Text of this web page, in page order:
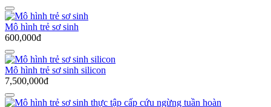
Mô hình trẻ sơ sinh
600,000đ
Mô hình trẻ sơ sinh silicon
7,500,000đ